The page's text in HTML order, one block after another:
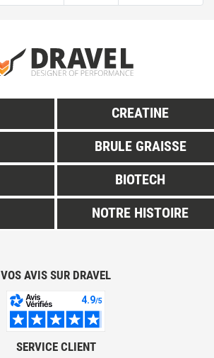
CREATINE
BRULE GRAISSE
BIOTECH
NOTRE HISTOIRE
VOS AVIS SUR DRAVEL
SERVICE CLIENT